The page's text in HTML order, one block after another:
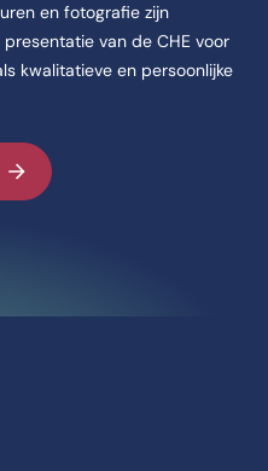
en fotografie zijn
van de CHE voor
kwalitatieve en persoonlijke